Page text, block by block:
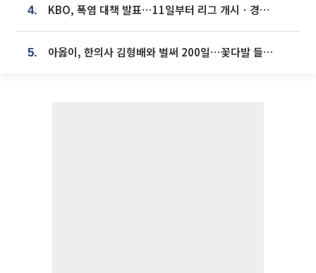
4. KBO, 폭염 대책 발표⋯11일부터 리그 개시ㆍ경기 오후 7시 시작
5. 아옳이, 한의사 김형배와 벌써 200일⋯꽃다발 들고 "프러포즈 아냐"